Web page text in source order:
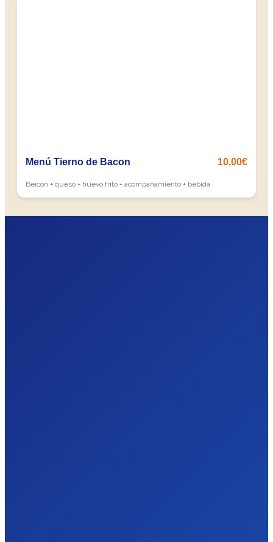
Menú Tierno de Bacon 10,00€
Beicon + queso + huevo frito + acompañamiento + bebida